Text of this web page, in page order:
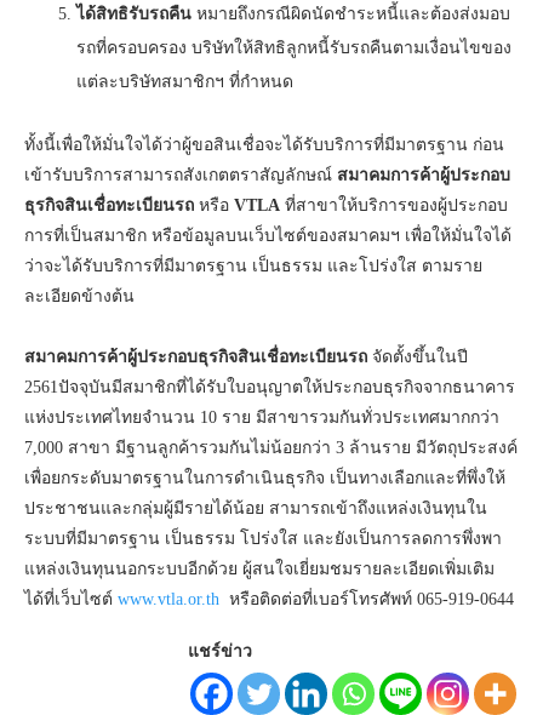
ได้สิทธิรับรถคืน หมายถึงกรณีผิดนัดชำระหนี้และต้องส่งมอบ
รถที่ครอบครอง บริษัทให้สิทธิลูกหนี้รับรถคืนตามเงื่อนไขของ
แต่ละบริษัทสมาชิกฯ ที่กำหนด
ทั้งนี้เพื่อให้มั่นใจได้ว่าผู้ขอสินเชื่อจะได้รับบริการที่มีมาตรฐาน ก่อน
เข้ารับบริการสามารถสังเกตตราสัญลักษณ์ สมาคมการค้าผู้ประกอบ
ธุรกิจสินเชื่อทะเบียนรถ หรือ VTLA ที่สาขาให้บริการของผู้ประกอบ
การที่เป็นสมาชิก หรือข้อมูลบนเว็บไซต์ของสมาคมฯ เพื่อให้มั่นใจได้
ว่าจะได้รับบริการที่มีมาตรฐาน เป็นธรรม และโปร่งใส ตามราย
ละเอียดข้างต้น
สมาคมการค้าผู้ประกอบธุรกิจสินเชื่อทะเบียนรถ จัดตั้งขึ้นในปี
2561ปัจจุบันมีสมาชิกที่ได้รับใบอนุญาตให้ประกอบธุรกิจจากธนาคาร
แห่งประเทศไทยจำนวน 10 ราย มีสาขารวมกันทั่วประเทศมากกว่า
7,000 สาขา มีฐานลูกค้ารวมกันไม่น้อยกว่า 3 ล้านราย มีวัตถุประสงค์
เพื่อยกระดับมาตรฐานในการดำเนินธุรกิจ เป็นทางเลือกและที่พึ่งให้
ประชาชนและกลุ่มผู้มีรายได้น้อย สามารถเข้าถึงแหล่งเงินทุนใน
ระบบที่มีมาตรฐาน เป็นธรรม โปร่งใส และยังเป็นการลดการพึ่งพา
แหล่งเงินทุนนอกระบบอีกด้วย ผู้สนใจเยี่ยมชมรายละเอียดเพิ่มเติม
ได้ที่เว็บไซต์ www.vtla.or.th หรือติดต่อที่เบอร์โทรศัพท์ 065-919-0644
แชร์ข่าว